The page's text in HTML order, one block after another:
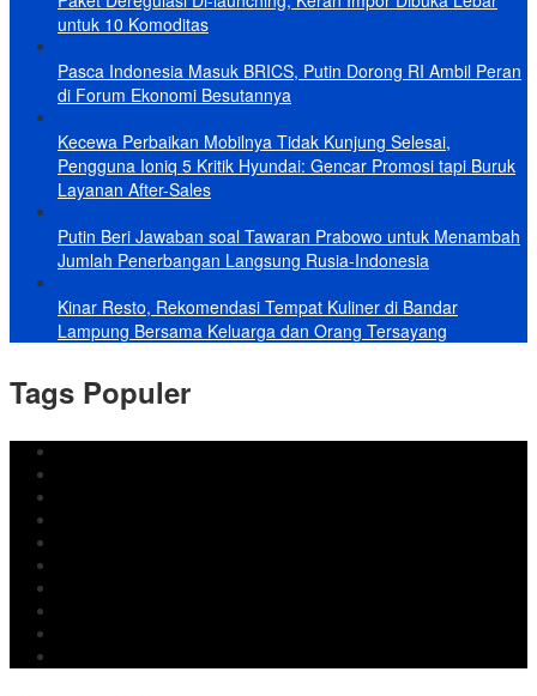
untuk 10 Komoditas
Pasca Indonesia Masuk BRICS, Putin Dorong RI Ambil Peran
di Forum Ekonomi Besutannya
Kecewa Perbaikan Mobilnya Tidak Kunjung Selesai,
Pengguna Ioniq 5 Kritik Hyundai: Gencar Promosi tapi Buruk
Layanan After-Sales
Putin Beri Jawaban soal Tawaran Prabowo untuk Menambah
Jumlah Penerbangan Langsung Rusia-Indonesia
Kinar Resto, Rekomendasi Tempat Kuliner di Bandar
Lampung Bersama Keluarga dan Orang Tersayang
Tags Populer